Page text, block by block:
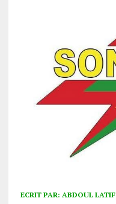
ECRIT PAR: ABDOUL LATIF